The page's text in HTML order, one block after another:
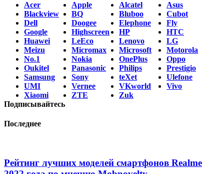
Acer Apple Alcatel
Asus
Blackview
BQ Bluboo
Cubot
Dell
Doogee Elephone
Fly
Google
Highscreen HP
HTC
Huawei
LeEco Lenovo
LG
Meizu
Micromax Microsoft
Motorola
No.1
Nokia OnePlus
Oppo
Oukitel
Panasonic Philips
Prestigio
Samsung
Sony teXet
Ulefone
UMI
Vernee VKworld
Vivo
Xiaomi
ZTE
Zuk
Подписывайтесь
Последнее
Рейтинг лучших моделей смартфонов Realme